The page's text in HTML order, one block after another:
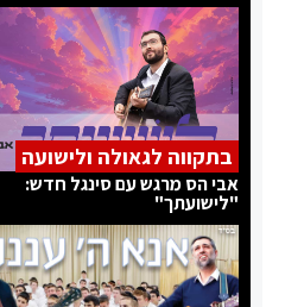
בתקווה לגאולה ולישועה
אבי הס מרגש עם סינגל חדש:
"לישועתך"